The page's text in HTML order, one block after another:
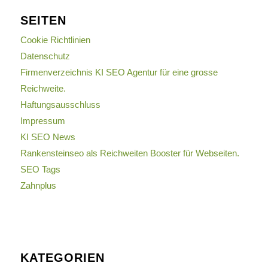
SEITEN
Cookie Richtlinien
Datenschutz
Firmenverzeichnis KI SEO Agentur für eine grosse
Reichweite.
Haftungsausschluss
Impressum
KI SEO News
Rankensteinseo als Reichweiten Booster für Webseiten.
SEO Tags
Zahnplus
KATEGORIEN